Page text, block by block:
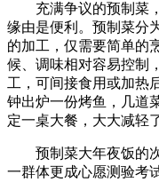
充满争议的预制菜，
缘由是便利。预制菜分
的加工，仅需要简单的
候、调味相对容易控制
工，可间接食用或加热
钟出炉一份烤鱼，几道
定一桌大餐，大大减轻
预制菜大年夜饭的次
一群体更成心愿测验考